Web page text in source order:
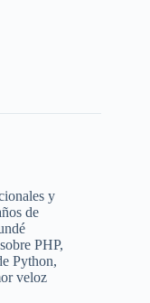
y
de
PHP,
Python,
veloz